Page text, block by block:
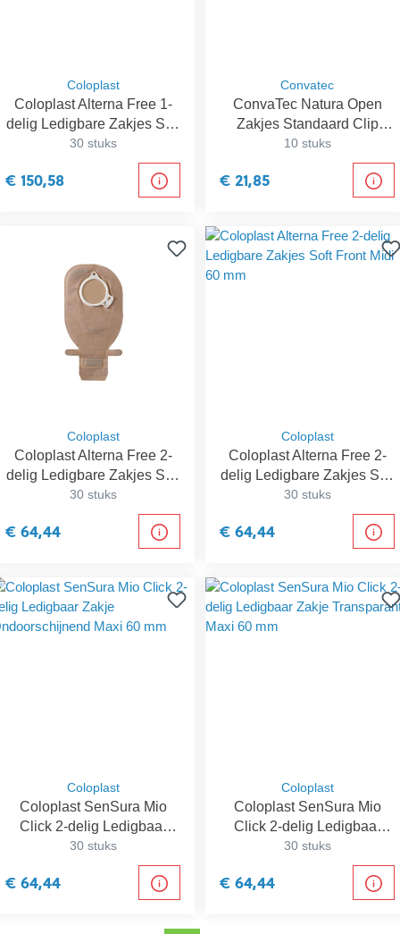
Coloplast
Coloplast Alterna Free 1-
delig Ledigbare Zakjes Soft
Front Maxi 10-70 mm
30 stuks
€ 150,58
Convatec
ConvaTec Natura Open
Zakjes Standaard Clip
Beige 45 mm
10 stuks
€ 21,85
Coloplast
Coloplast Alterna Free 2-
delig Ledigbare Zakjes Soft
Front Midi 50 mm
30 stuks
€ 64,44
Coloplast
Coloplast Alterna Free 2-
delig Ledigbare Zakjes Soft
Front Midi 60 mm
30 stuks
€ 64,44
Coloplast
Coloplast SenSura Mio
Click 2-delig Ledigbaar
Zakje Ondoorschijnend
30 stuks
€ 64,44
Coloplast
Coloplast SenSura Mio
Click 2-delig Ledigbaar
Zakje Transparant Maxi 60
30 stuks
€ 64,44